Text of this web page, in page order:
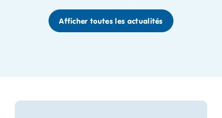
Afficher toutes les actualités